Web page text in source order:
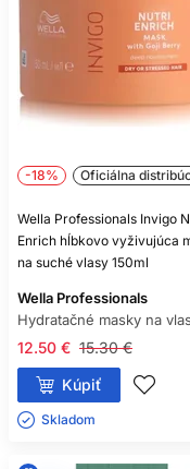
Začnite približne
JE
Áno, ak zvolíte
PATRÍ
Iba ak to výrobca
AKÝ JE
A
Maska býva
kondicionovanie; pri
-18% Oficiálna
Wella Professionals Invigo
Enrich hĺbkovo vyživujúca
na suché vlasy 150ml
Wella Professionals
Hydratačné masky na
15.30 €
12.50 €
Kúpiť
Skladom ㅤ